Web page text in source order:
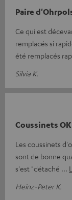
Paire
Ce qui est
remplacés si
été remplacés
Silvia K.
Coussinets
Les coussinets
sont de bonne
s'est "détaché
Heinz-Peter K.